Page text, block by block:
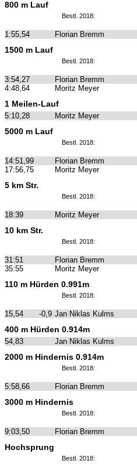
800 m Lauf
Bestl. 2018:
1:55,54 Florian Bremm
1500 m Lauf
Bestl. 2018:
3:54,27 Florian Bremm
4:48,64
Moritz Meyer
1 Meilen-Lauf
5:10,28 Moritz Meyer
5000 m Lauf
Bestl. 2018:
14:51,99 Florian Bremm
17:56,75
Moritz Meyer
5 km Str.
Bestl. 2018:
18:39 Moritz Meyer
10 km Str.
Bestl. 2018:
31:51 Florian Bremm
35:55
Moritz Meyer
110 m Hürden 0.991m
Bestl. 2018:
15,54 -0,9 Jan Niklas Kulms
400 m Hürden 0.914m
54,83 Jan Niklas Kulms
2000 m Hindernis 0.914m
Bestl. 2018:
5:58,66 Florian Bremm
3000 m Hindernis
Bestl. 2018:
9:03,50 Florian Bremm
Hochsprung
Bestl. 2018: